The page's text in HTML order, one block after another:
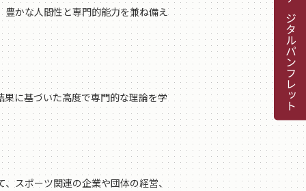
かな人間性と専門的能力を兼ね備え
に基づいた高度で専門的な理論を学
スポーツ関連の企業や団体の経営、
デジタルパンフレット